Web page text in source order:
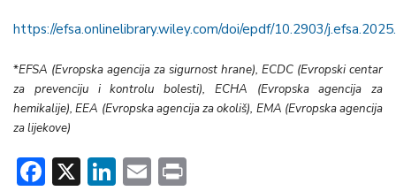
https://efsa.onlinelibrary.wiley.com/doi/epdf/10.2903/
*EFSA (Evropska agencija za sigurnost hrane), ECDC (Evropski centar
za prevenciju i kontrolu bolesti), ECHA (Evropska agencija za
hemikalije), EEA (Evropska agencija za okoliš), EMA (Evropska agencija
za lijekove)
Facebook
X LinkedIn
Email